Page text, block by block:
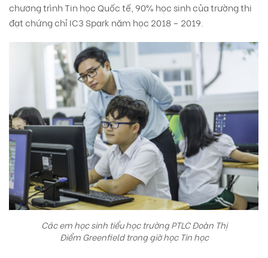
chương trình Tin học Quốc tế, 90% học sinh của trường thi
đạt chứng chỉ IC3 Spark năm học 2018 – 2019.
Các em học sinh tiểu học trường PTLC Đoàn Thị
Điểm Greenfield trong giờ học Tin học